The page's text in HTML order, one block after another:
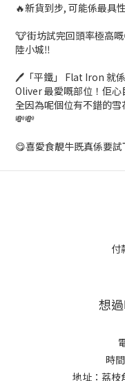
🔥新貨到步, 可能係最具
🐮街坊試完回頭率極高
陸小城‼️
🖊️「平鐵」 Flat Iron 就
Oliver 最愛嘅部位！佢
全因為呢個位有不錯的雪
💸💸
😋喜愛食靚牛既真係要試
付
想
時
地址：荔枝